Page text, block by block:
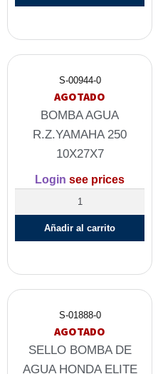
S-00944-0
AGOTADO
BOMBA AGUA
R.Z.YAMAHA 250
10X27X7
Login see prices
Añadir al carrito
S-01888-0
AGOTADO
SELLO BOMBA DE
AGUA HONDA ELITE